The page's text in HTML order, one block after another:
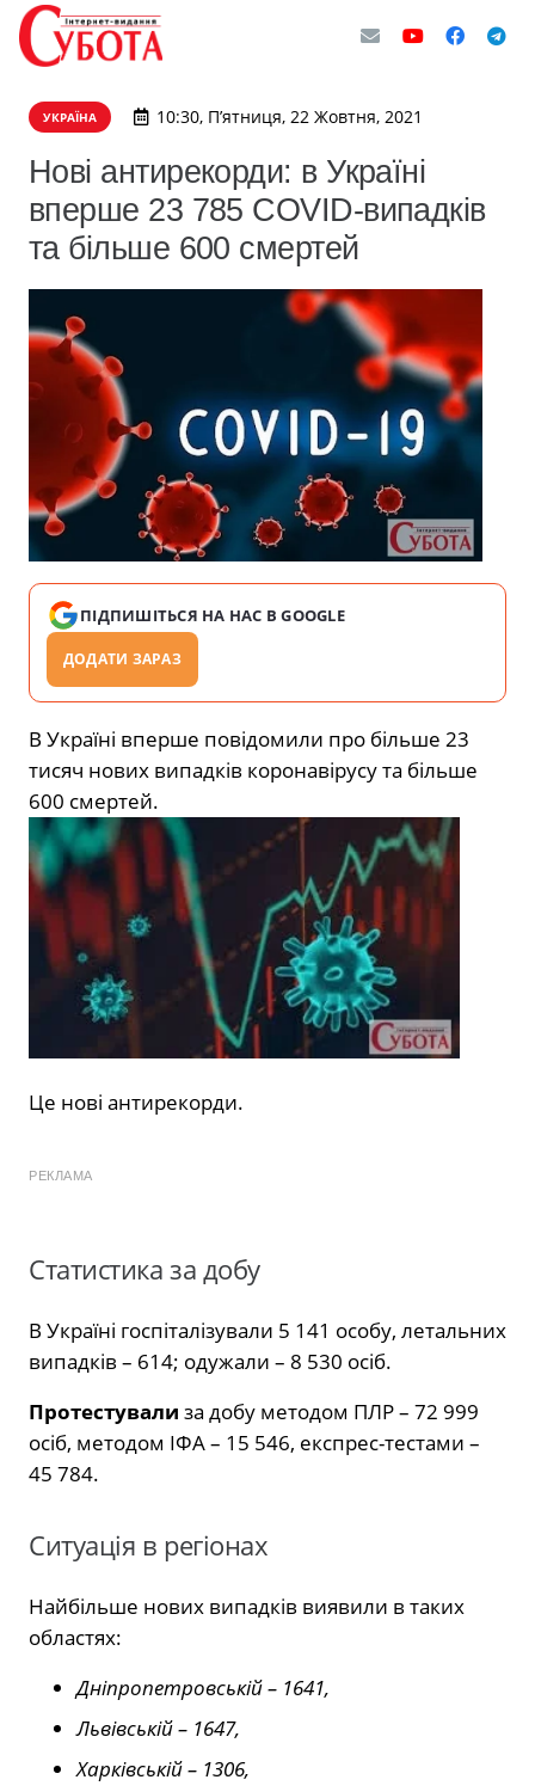
УКРАЇНА 10:30, П’ятниця, 22 Жовтня, 2021
Нові антирекорди: в Україні
вперше 23 785 COVID-випадків
та більше 600 смертей
ПІДПИШІТЬСЯ НА НАС В GOOGLE
ДОДАТИ ЗАРАЗ
В Україні вперше повідомили про більше 23
тисяч нових випадків коронавірусу та більше
600 смертей.
Це нові антирекорди.
РЕКЛАМА
Статистика за добу
В Україні госпіталізували 5 141 особу, летальних
випадків – 614; одужали – 8 530 осіб.
Протестували за добу методом ПЛР – 72 999
осіб, методом ІФА – 15 546, експрес-тестами –
45 784.
Ситуація в регіонах
Найбільше нових випадків виявили в таких
областях:
Дніпропетровській – 1641,
Львівській – 1647,
Харківській – 1306,